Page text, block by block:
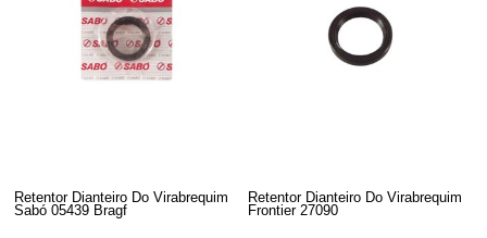
Retentor Dianteiro Do Virabrequim
Sabó 05439 Bragf
Retentor Dianteiro Do Virabrequim
Frontier 27090